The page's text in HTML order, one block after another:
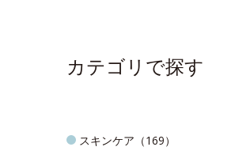
カテゴリで探す
スキンケア（169）